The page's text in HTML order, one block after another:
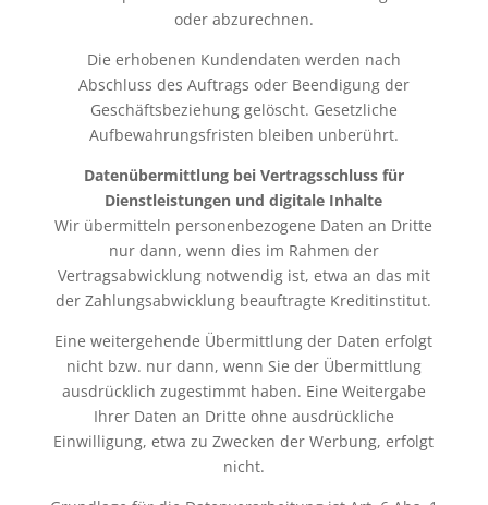
oder abzurechnen.
Die erhobenen Kundendaten werden nach
Abschluss des Auftrags oder Beendigung der
Geschäftsbeziehung gelöscht. Gesetzliche
Aufbewahrungsfristen bleiben unberührt.
Datenübermittlung bei Vertragsschluss für
Dienstleistungen und digitale Inhalte
Wir übermitteln personenbezogene Daten an Dritte
nur dann, wenn dies im Rahmen der
Vertragsabwicklung notwendig ist, etwa an das mit
der Zahlungsabwicklung beauftragte Kreditinstitut.
Eine weitergehende Übermittlung der Daten erfolgt
nicht bzw. nur dann, wenn Sie der Übermittlung
ausdrücklich zugestimmt haben. Eine Weitergabe
Ihrer Daten an Dritte ohne ausdrückliche
Einwilligung, etwa zu Zwecken der Werbung, erfolgt
nicht.